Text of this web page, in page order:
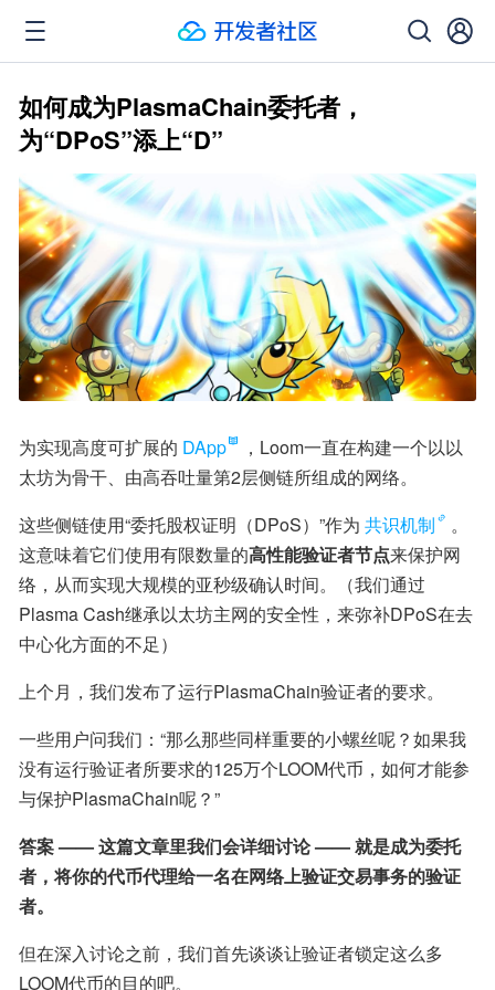
如何成为PlasmaChain委托者，
为“DPoS”添上“D”
为实现高度可扩展的 DApp
，Loom一直在构建一个以以
太坊为骨干、由高吞吐量第2层侧链所组成的网络。
这些侧链使用“委托股权证明（DPoS）”作为 共识机制
。
这意味着它们使用有限数量的高性能验证者节点来保护网
络，从而实现大规模的亚秒级确认时间。（我们通过
Plasma Cash继承以太坊主网的安全性，来弥补DPoS在去
中心化方面的不足）
上个月，我们发布了运行PlasmaChain验证者的要求。
一些用户问我们：“那么那些同样重要的小螺丝呢？如果我
没有运行验证者所要求的125万个LOOM代币，如何才能参
与保护PlasmaChain呢？”
答案 —— 这篇文章里我们会详细讨论 —— 就是成为委托
者，将你的代币代理给一名在网络上验证交易事务的验证
者。
但在深入讨论之前，我们首先谈谈让验证者锁定这么多
LOOM代币的目的吧。